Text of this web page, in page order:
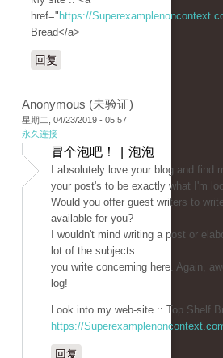
href=" https://
Bread</a>
回复
Anonymous (未验证)
星期二, 04/23/2019 - 05:57
永久连接
冒个泡吧！ | 泡泡
I absolutely love your blog and find
your post's to be exactly what I'm
Would you offer guest writers to
available for you?
I wouldn't mind writing a post or
lot of the subjects
you write concerning here. Again,
log!
Look into my web-site :: Top Shelf
https://
回复